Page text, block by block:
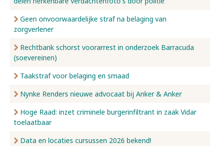
Geen onvoorwaardelijke straf na belaging van
zorgverlener
Rechtbank schorst voorarrest in onderzoek Barracuda
(soevereinen)
Taakstraf voor belaging en smaad
Nynke Renders nieuwe advocaat bij Anker & Anker
Hoge Raad: inzet criminele burgerinfiltrant in zaak Vidar
toelaatbaar
Data en locaties cursussen 2026 bekend!